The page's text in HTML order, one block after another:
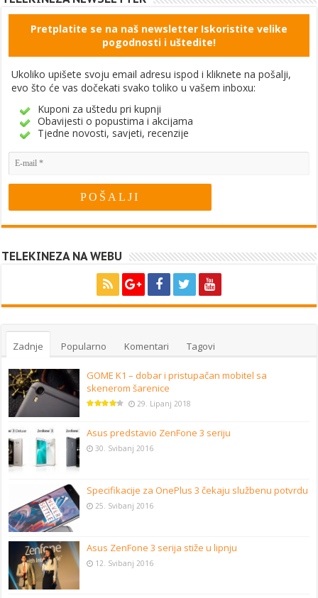
Pretplatite se na naš newsletter Iskoristite velike
pogodnosti i uštedite!
Ukoliko upišete svoju email adresu ispod i kliknete na pošalji,
evo što će vas dočekati svako toliko u vašem inboxu:
Kuponi za uštedu pri kupnji
Obavijesti o popustima i akcijama
Tjedne novosti, savjeti, recenzije
TELEKINEZA NA WEBU
Zadnje Popularno Komentari Tagovi
GOME K1 – dobar i pristupačan mobitel sa
skenerom šarenice
29. Lipanj 2018
Asus predstavio ZenFone 3 seriju
30. Svibanj 2016
Specifikacije za OnePlus 3 čekaju službenu potvrdu
25. Svibanj 2016
Asus ZenFone 3 serija stiže u lipnju
12. Svibanj 2016